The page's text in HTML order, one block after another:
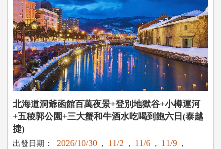
北海道洞爺函館百萬夜景+登別地獄谷+小樽運河
+五稜郭公園+三大蟹和牛酒水吃喝到飽六日(泰越
捷)
出發日期： 2026/10/30 , 11/2 , 11/6 , 11/9 ,